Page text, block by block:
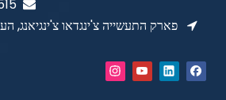
פארק התעשייה צ'ינגדאו צ'ינגיאנג,